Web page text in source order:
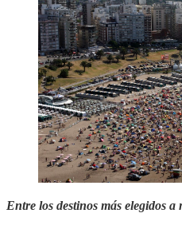
Entre los destinos más elegidos